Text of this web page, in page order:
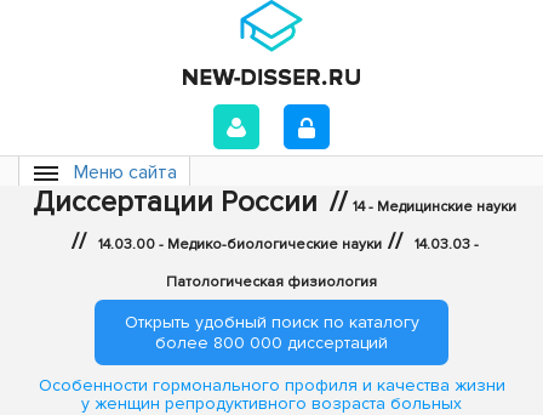
Меню сайта
Диссертации России // 14 - Медицинские науки
// 14.03.00 - Медико-биологические науки // 14.03.03 -
Патологическая физиология
Открыть удобный поиск по каталогу
более 800 000 диссертаций
Особенности гормонального профиля и качества жизни
у женщин репродуктивного возраста больных